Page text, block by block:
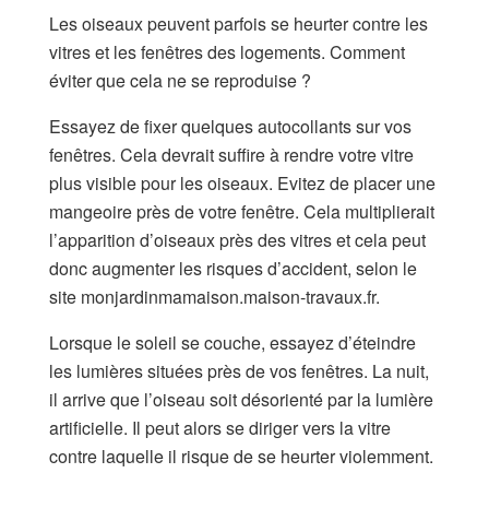
Les oiseaux peuvent parfois se heurter contre les
vitres et les fenêtres des logements. Comment
éviter que cela ne se reproduise ?
Essayez de fixer quelques autocollants sur vos
fenêtres. Cela devrait suffire à rendre votre vitre
plus visible pour les oiseaux. Evitez de placer une
mangeoire près de votre fenêtre. Cela multiplierait
l’apparition d’oiseaux près des vitres et cela peut
donc augmenter les risques d’accident, selon le
site monjardinmamaison.maison-travaux.fr.
Lorsque le soleil se couche, essayez d’éteindre
les lumières situées près de vos fenêtres. La nuit,
il arrive que l’oiseau soit désorienté par la lumière
artificielle. Il peut alors se diriger vers la vitre
contre laquelle il risque de se heurter violemment.